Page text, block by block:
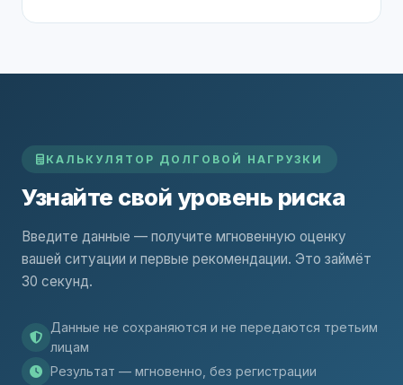
КАЛЬКУЛЯТОР ДОЛГОВОЙ НАГРУЗКИ
Узнайте свой уровень риска
Введите данные — получите мгновенную оценку
вашей ситуации и первые рекомендации. Это займёт
30 секунд.
Данные не сохраняются и не передаются третьим
лицам
Результат — мгновенно, без регистрации